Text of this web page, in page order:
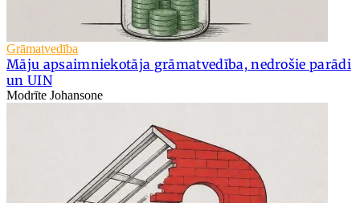
Grāmatvedība
Māju apsaimniekotāja grāmatvedība, nedrošie parādi
un UIN
Modrīte Johansone